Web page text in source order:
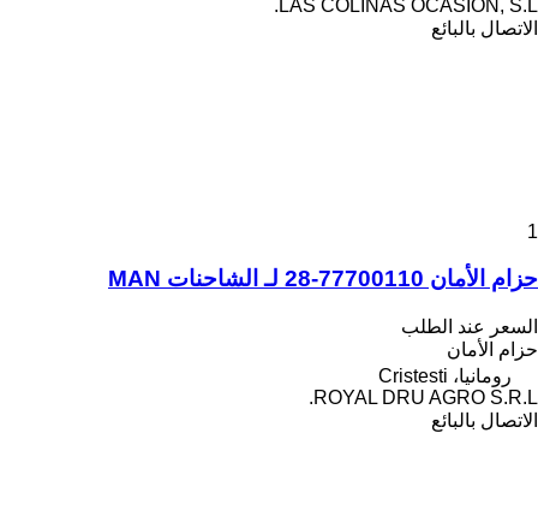
LAS COLINAS OCASION, S.L.
الاتصال بالبائع
1
حزام الأمان 77700110-28 لـ الشاحنات MAN
السعر عند الطلب
حزام الأمان
رومانيا، Cristesti
ROYAL DRU AGRO S.R.L.
الاتصال بالبائع